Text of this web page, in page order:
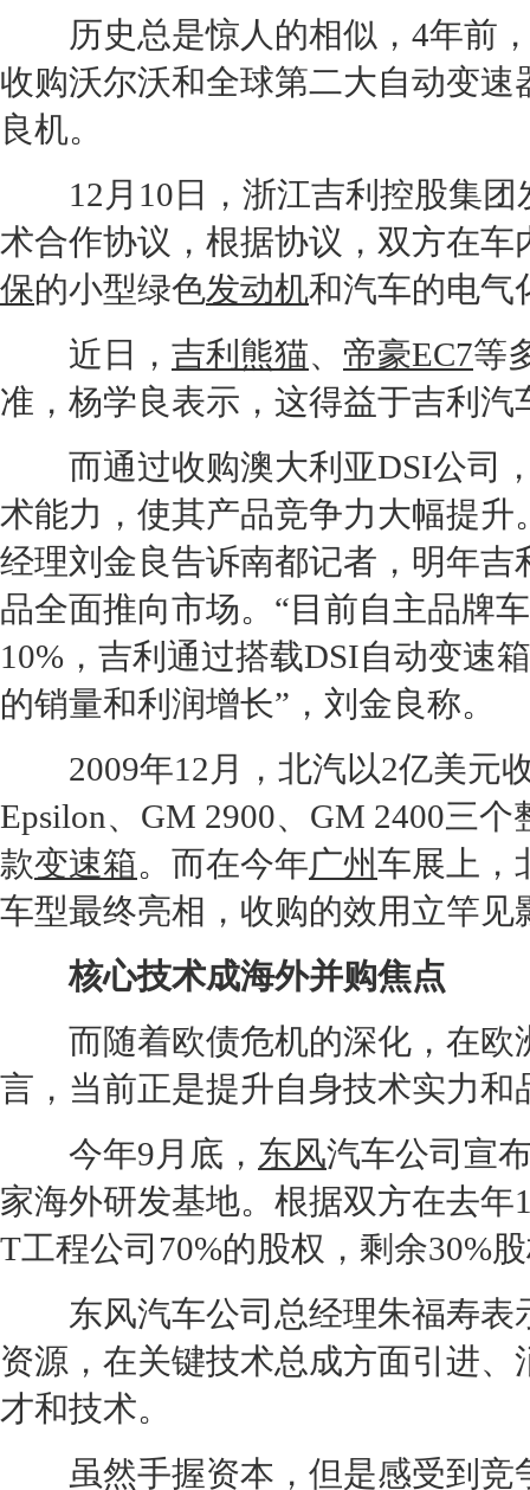
历史总是惊人的相似，4年前
收购沃尔沃和全球第二大自动变速
良机。
12月10日，浙江吉利控股集团
术合作协议，根据协议，双方在车
保的小型绿色发动机和汽车的电气
近日， 吉利熊猫、 帝豪EC7等
准，杨学良表示，这得益于吉利汽
而通过收购澳大利亚DSI公司，
术能力，使其产品竞争力大幅提升
经理刘金良告诉南都记者，明年吉
品全面推向市场。“目前自主品牌
10%，吉利通过搭载DSI自动变速箱
的销量和利润增长”，刘金良称。
2009年12月，北汽以2亿美元
Epsilon、GM 2900、GM 2400三
款变速箱。而在今年广州车展上，
车型最终亮相，收购的效用立竿见
核心技术成海外并购焦点
而随着欧债危机的深化，在欧
言，当前正是提升自身技术实力和
今年9月底， 东风汽车公司宣
家海外研发基地。根据双方在去年
T工程公司70%的股权，剩余30%
东风汽车公司总经理朱福寿表
资源，在关键技术总成方面引进
才和技术。
虽然手握资本，但是感受到竞